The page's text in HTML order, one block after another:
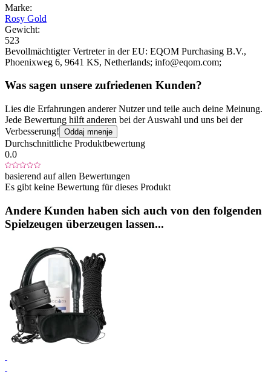
Marke:
Rosy Gold
Gewicht:
523
Bevollmächtigter Vertreter in der EU: EQOM Purchasing B.V.,
Phoenixweg 6, 9641 KS, Netherlands; info@eqom.com;
Was sagen unsere zufriedenen Kunden?
Lies die Erfahrungen anderer Nutzer und teile auch deine Meinung.
Jede Bewertung hilft anderen bei der Auswahl und uns bei der
Verbesserung! Oddaj mnenje
Durchschnittliche Produktbewertung
0.0
basierend auf allen Bewertungen
Es gibt keine Bewertung für dieses Produkt
Andere Kunden haben sich auch von den folgenden
Spielzeugen überzeugen lassen...